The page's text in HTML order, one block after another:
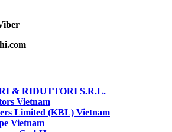
& RIDUTTORI S.R.L.
Vietnam
Limited (KBL) Vietnam
Vietnam